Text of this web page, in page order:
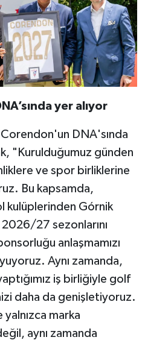
yer alıyor
Corendon'un DNA'sında
"Kurulduğumuz günden
ve spor birliklerine
Bu kapsamda,
kulüplerinden Górnik
27 sezonlarını
anlaşmamızı
Aynı zamanda,
iş birliğiyle golf
daha da genişletiyoruz.
yalnızca marka
aynı zamanda